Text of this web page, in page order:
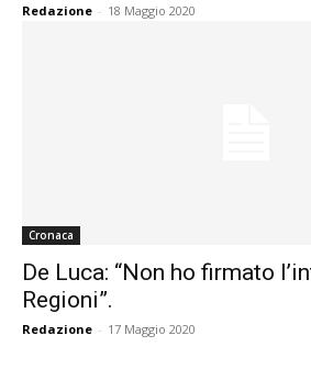
Redazione - 18 Maggio 2020
Cronaca
De Luca: “Non ho firmato
Regioni”.
Redazione - 17 Maggio 2020